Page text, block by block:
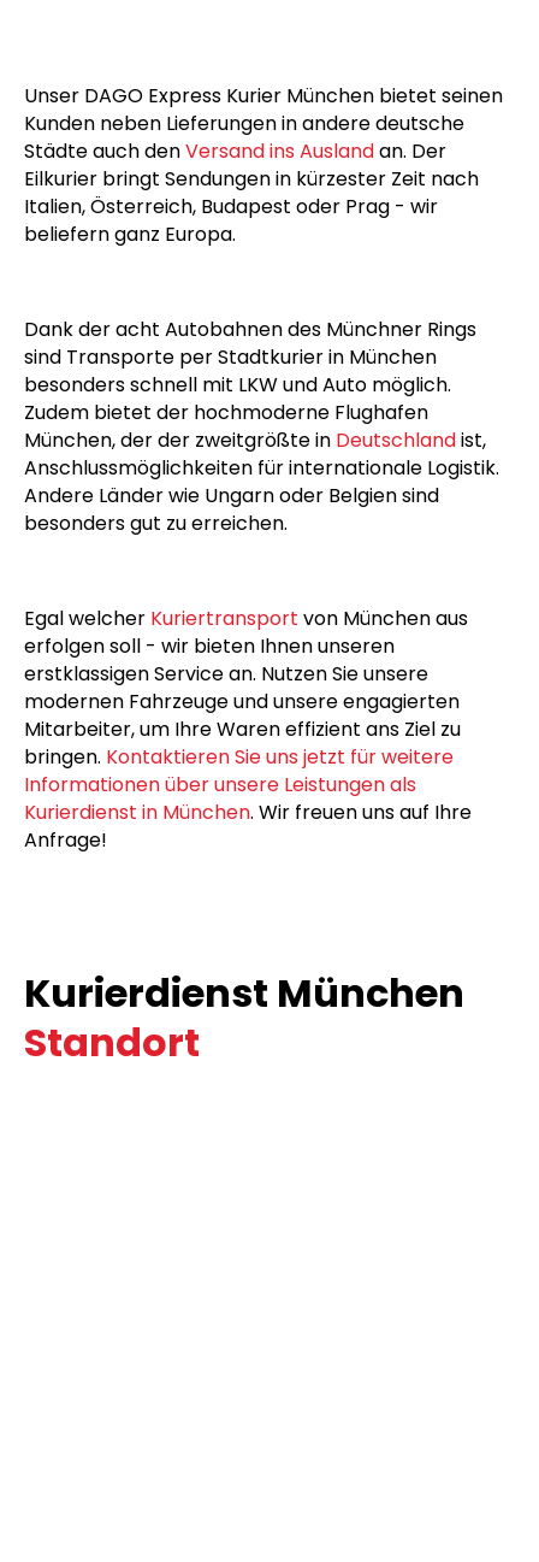
Unser DAGO Express Kurier München bietet seinen
Kunden neben Lieferungen in andere deutsche
Städte auch denVersand ins Auslandan. Der
Eilkurier bringt Sendungen in kürzester Zeit nach
Italien, Österreich, Budapest oder Prag - wir
beliefern ganz Europa.
Dank der acht Autobahnen des Münchner Rings
sind Transporte per Stadtkurier in München
besonders schnell mit LKW und Auto möglich.
Zudem bietet der hochmoderne Flughafen
München, der der zweitgrößte in Deutschlandist,
Anschlussmöglichkeiten für internationale Logistik.
Andere Länder wie Ungarn oder Belgien sind
besonders gut zu erreichen.
Egal welcher Kuriertransport von München aus
erfolgen soll - wir bieten Ihnen unseren
erstklassigen Service an. Nutzen Sie unsere
modernen Fahrzeuge und unsere engagierten
Mitarbeiter, um Ihre Waren effizient ans Ziel zu
bringen. Kontaktieren Sie uns jetzt für weitere
Informationen über unsere Leistungen als
Kurierdienst in München. Wir freuen uns auf Ihre
Anfrage!
Kurierdienst München
Standort